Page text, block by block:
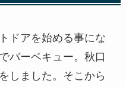
ドアを始める事にな
バーベキュー。秋口
しました。そこから